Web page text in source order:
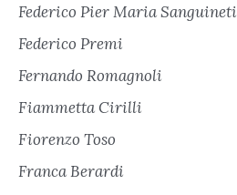
Federico Pier Maria Sanguineti
Federico Premi
Fernando Romagnoli
Fiammetta Cirilli
Fiorenzo Toso
Franca Berardi